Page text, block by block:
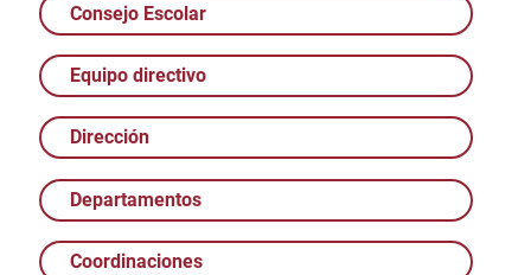
Consejo Escolar
Equipo directivo
Dirección
Departamentos
Coordinaciones